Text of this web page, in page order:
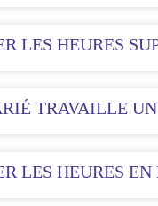
LES HEURES
TRAVAILLE
LES HEURES